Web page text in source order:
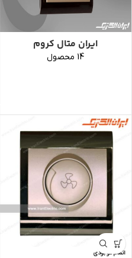
ایران متال کروم
14 محصول
اتمام موجودی